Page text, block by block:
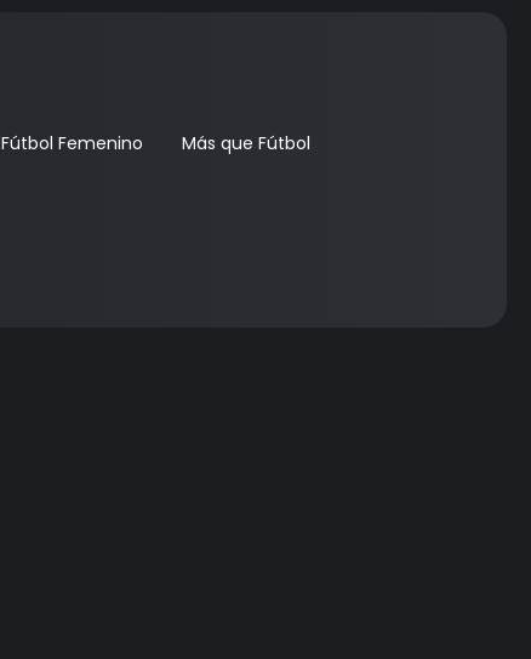
Fútbol Femenino Más que Fútbol